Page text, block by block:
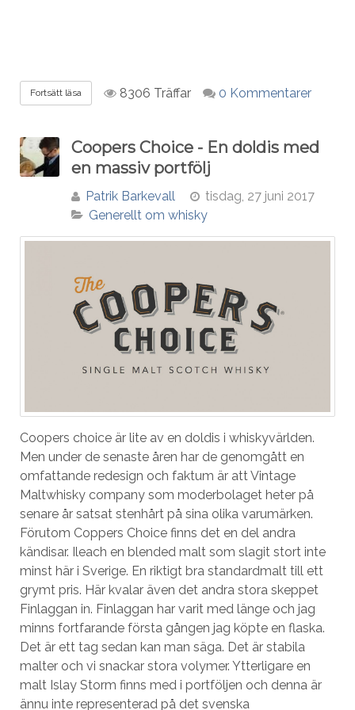
Fortsätt läsa 8306 Träffar 0 Kommentarer
Coopers Choice - En doldis med
en massiv portfölj
Patrik Barkevall
tisdag, 27 juni 2017
Generellt om whisky
Coopers choice är lite av en doldis i whiskyvärlden.
Men under de senaste åren har de genomgått en
omfattande redesign och faktum är att Vintage
Maltwhisky company som moderbolaget heter på
senare år satsat stenhårt på sina olika varumärken.
Förutom Coppers Choice finns det en del andra
kändisar. Ileach en blended malt som slagit stort inte
minst här i Sverige. En riktigt bra standardmalt till ett
grymt pris. Här kvalar även det andra stora skeppet
Finlaggan in. Finlaggan har varit med länge och jag
minns fortfarande första gången jag köpte en flaska.
Det är ett tag sedan kan man säga. Det är stabila
malter och vi snackar stora volymer. Ytterligare en
malt Islay Storm finns med i portföljen och denna är
ännu inte representerad på det svenska